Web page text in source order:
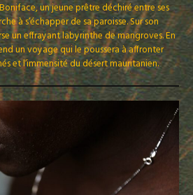
un jeune prêtre déchiré entre ses
à s’échapper de sa paroisse. Sur son
un effrayant labyrinthe de mangroves. En
un voyage qui le poussera à affronter
et l’immensité du désert mauritanien.